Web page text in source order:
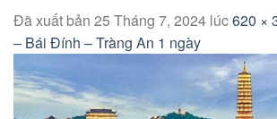
Đã xuất bản 25 Tháng 7, 2024 lúc620 ×
– Bái Đính – Tràng An 1 ngày